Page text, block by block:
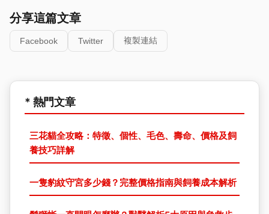
分享這篇文章
Facebook Twitter 複製連結
* 熱門文章
三花貓全攻略：特徵、個性、毛色、壽命、價格及飼
養技巧詳解
一隻豹紋守宮多少錢？完整價格指南與飼養成本解析